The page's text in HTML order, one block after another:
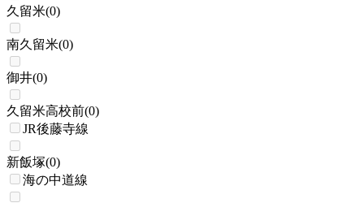
久留米(0)
南久留米(0)
御井(0)
久留米高校前(0)
JR後藤寺線
新飯塚(0)
海の中道線